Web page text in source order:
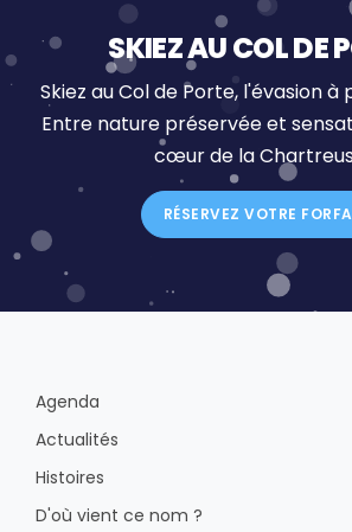
SKIEZ AU COL DE
Skiez au Col de Porte, l'évasion à
Entre nature préservée et
cœur de la
RÉSERVEZ VOTRE
Agenda
Actualités
Histoires
D'où vient ce nom ?